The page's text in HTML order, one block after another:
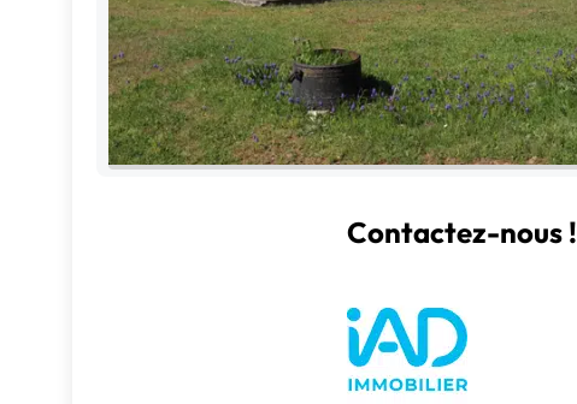
Contactez-nous !